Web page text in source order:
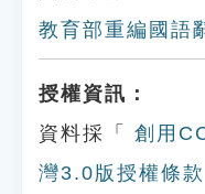
教育部重編國語
授權資訊：
資料採「
創用
灣3.0版授權條款